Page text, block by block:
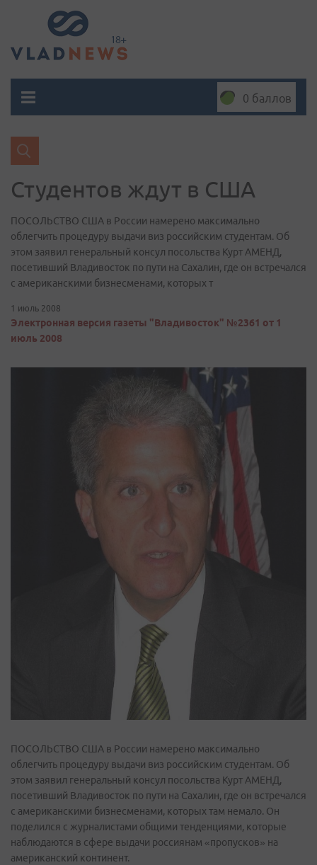
0 баллов
Студентов ждут в США
ПОСОЛЬСТВО США в России намерено максимально
облегчить процедуру выдачи виз российским студентам. Об
этом заявил генеральный консул посольства Курт АМЕНД,
посетивший Владивосток по пути на Сахалин, где он встречался
с американскими бизнесменами, которых т
1 июль 2008
Электронная версия газеты "Владивосток" №2361 от 1
июль 2008
ПОСОЛЬСТВО США в России намерено максимально
облегчить процедуру выдачи виз российским студентам. Об
этом заявил генеральный консул посольства Курт АМЕНД,
посетивший Владивосток по пути на Сахалин, где он встречался
с американскими бизнесменами, которых там немало. Он
поделился с журналистами общими тенденциями, которые
наблюдаются в сфере выдачи россиянам «пропусков» на
американский континент.